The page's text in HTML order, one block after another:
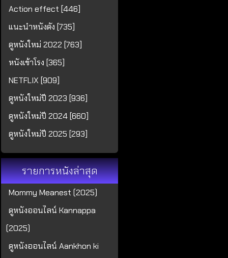
Action effect [446]
แนะนำหนังดัง [735]
ดูหนังใหม่ 2022 [763]
หนังเข้าโรง [365]
NETFLIX [909]
ดูหนังใหม่ปี 2023 [936]
ดูหนังใหม่ปี 2024 [660]
ดูหนังใหม่ปี 2025 [293]
รายการหนังล่าสุด
Mommy Meanest (2025)
ดูหนังออนไลน์ Kannappa
(2025)
ดูหนังออนไลน์ Aankhon ki